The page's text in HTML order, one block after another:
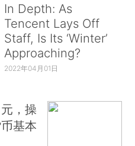
In Depth: As
Tencent Lays Off
Staff, Is Its ‘Winter’
Approaching?
2022年04月01日
，操
基本